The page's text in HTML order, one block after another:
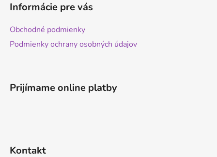
Informácie pre vás
Obchodné podmienky
Podmienky ochrany osobných údajov
Prijímame online platby
Kontakt